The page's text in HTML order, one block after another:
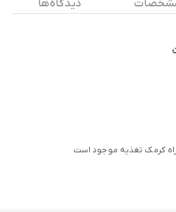
دیدگاه ها
کرمک تغذیه موجود است